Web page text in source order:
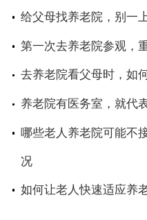
给父母找养老院，别一
第一次去养老院参观，
去养老院看父母时，如
养老院有医务室，就代
哪些老人养老院可能不
况
如何让老人快速适应养